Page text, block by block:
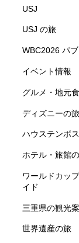
USJ
USJ の旅
WBC2026 パ
イベント情報
グルメ・地元
ディズニーの旅
ハウステンボ
ホテル・旅館
ワールドカッ
イド
三重県の観光
世界遺産の旅